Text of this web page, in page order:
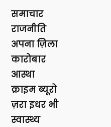
समाचार
राजनीति
अपना ज़िला
कारोबार
आस्था
क्राइम ब्यूरो
ज़रा इधर भी
स्वास्थ्य